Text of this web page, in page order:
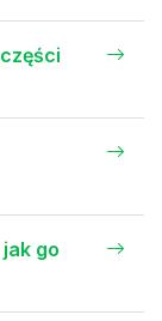
go